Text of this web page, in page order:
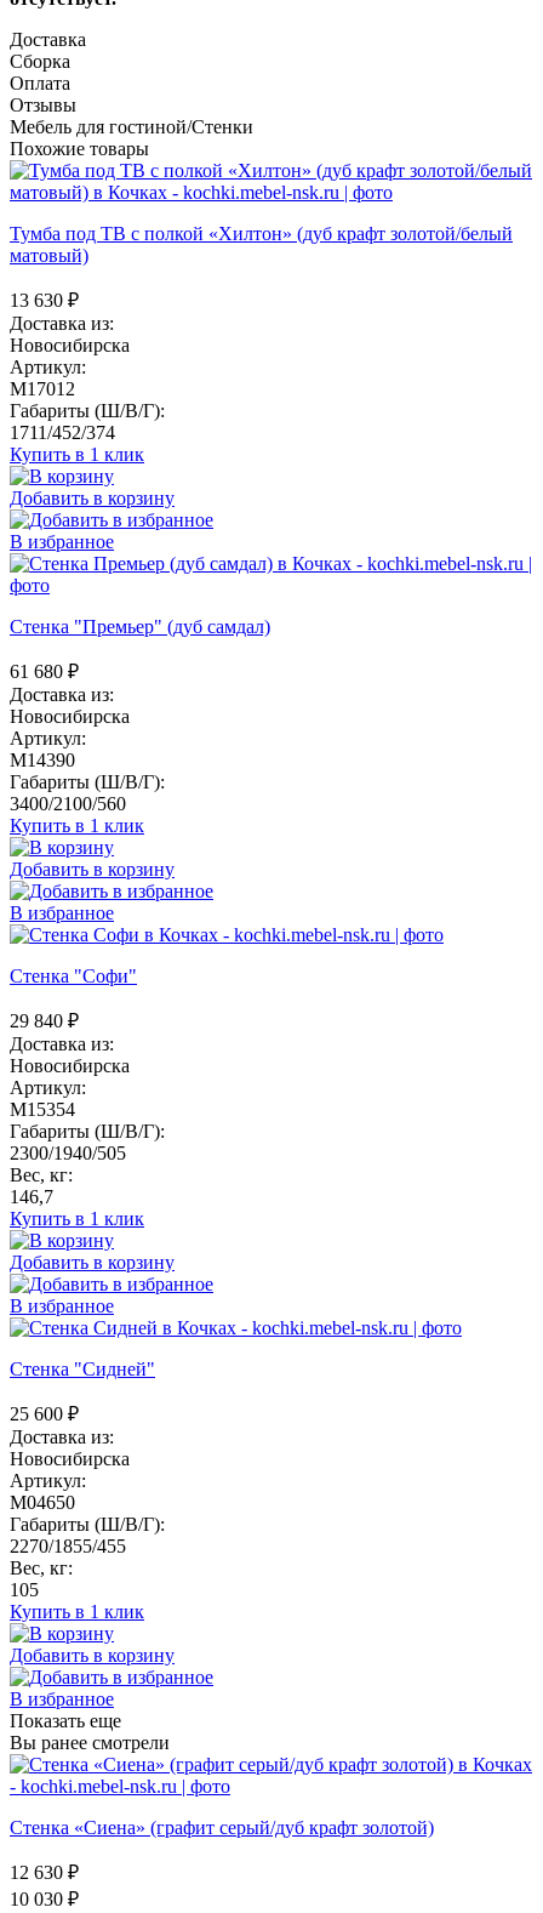
Доставка
Сборка
Оплата
Отзывы
Мебель для гостиной/Стенки
Похожие товары
Тумба под ТВ с полкой «Хилтон» (дуб крафт золотой/белый
матовый)
13 630 ₽
Доставка из:
Новосибирска
Артикул:
M17012
Габариты (Ш/В/Г):
1711/452/374
Купить в 1 клик
Добавить в корзину
В избранное
Стенка "Премьер" (дуб самдал)
61 680 ₽
Доставка из:
Новосибирска
Артикул:
M14390
Габариты (Ш/В/Г):
3400/2100/560
Купить в 1 клик
Добавить в корзину
В избранное
Стенка "Софи"
29 840 ₽
Доставка из:
Новосибирска
Артикул:
M15354
Габариты (Ш/В/Г):
2300/1940/505
Вес, кг:
146,7
Купить в 1 клик
Добавить в корзину
В избранное
Стенка "Сидней"
25 600 ₽
Доставка из:
Новосибирска
Артикул:
M04650
Габариты (Ш/В/Г):
2270/1855/455
Вес, кг:
105
Купить в 1 клик
Добавить в корзину
В избранное
Показать еще
Вы ранее смотрели
Стенка «Сиена» (графит серый/дуб крафт золотой)
12 630 ₽
10 030 ₽